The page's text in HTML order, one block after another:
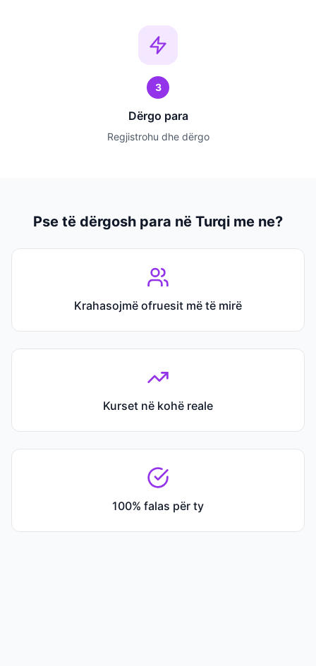
3
Dërgo para
Regjistrohu dhe dërgo
Pse të dërgosh para në Turqi me ne?
Krahasojmë ofruesit më të mirë
Kurset në kohë reale
100% falas për ty